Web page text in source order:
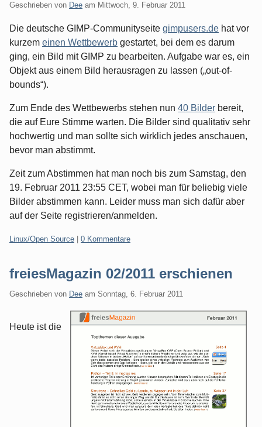
Geschrieben von Dee am Mittwoch, 9. Februar 2011
Die deutsche GIMP-Communityseite gimpusers.de hat vor
kurzem einen Wettbewerb gestartet, bei dem es darum
ging, ein Bild mit GIMP zu bearbeiten. Aufgabe war es, ein
Objekt aus einem Bild herausragen zu lassen („out-of-
bounds“).
Zum Ende des Wettbewerbs stehen nun 40 Bilder bereit,
die auf Eure Stimme warten. Die Bilder sind qualitativ sehr
hochwertig und man sollte sich wirklich jedes anschauen,
bevor man abstimmt.
Zeit zum Abstimmen hat man noch bis zum Samstag, den
19. Februar 2011 23:55 CET, wobei man für beliebig viele
Bilder abstimmen kann. Leider muss man sich dafür aber
auf der Seite registrieren/anmelden.
Kategorien:
Linux/Open Source 0 Kommentare
freiesMagazin 02/2011 erschienen
Geschrieben von Dee am Sonntag, 6. Februar 2011
Heute ist die